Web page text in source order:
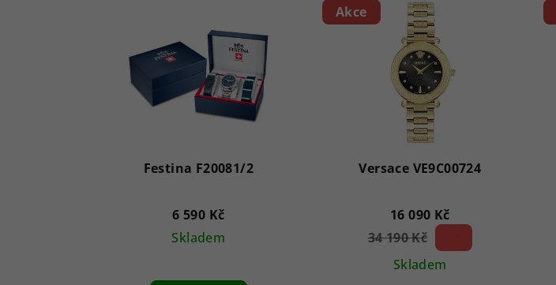
Festina F20081/2
6 590 Kč
Skladem
Akce
Versace VE9C00724
16 090 Kč
34 190 Kč
Skladem